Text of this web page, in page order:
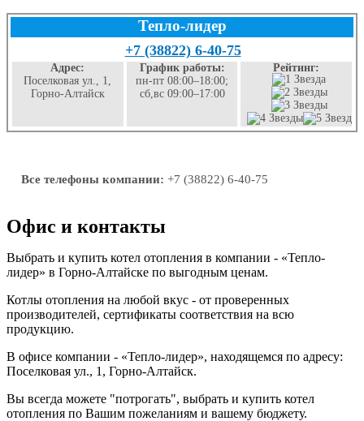
Тепло-лидер
+7 (38822) 6-40-75
Адрес:
Поселковая ул., 1,
Горно-Алтайск
График работы:
пн-пт 08:00–18:00;
сб,вс 09:00–17:00
Рейтинг:
Все телефоны компании: +7 (38822) 6-40-75
Офис и контакты
Выбрать и купить котел отопления в компании - «Тепло-
лидер» в Горно-Алтайске по выгодным ценам.
Котлы отопления на любой вкус - от проверенных
производителей, сертификаты соответствия на всю
продукцию.
В офисе компании - «Тепло-лидер», находящемся по адресу:
Поселковая ул., 1, Горно-Алтайск.
Вы всегда можете "потрогать", выбрать и купить котел
отопления по Вашим пожеланиям и вашему бюджету.